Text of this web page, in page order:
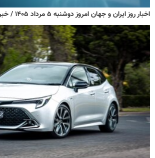
اخبار روز ایران و جهان امروز دوشنبه ۵ مرداد ۱۴۰۵ / خبر فوری زلزله و جنگ